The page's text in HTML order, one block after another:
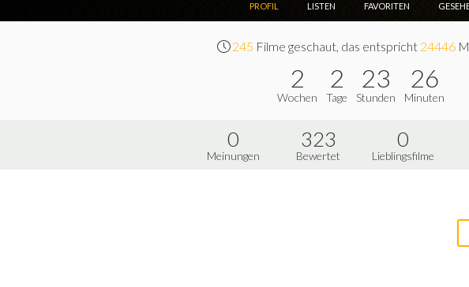
PROFIL LISTEN FAVORITEN
245 Filme geschaut, das entspricht 24446
2
Wochen
2
Tage
23
Stunden
26
Minuten
0
Meinungen
323
Bewertet
0
Lieblingsfilme